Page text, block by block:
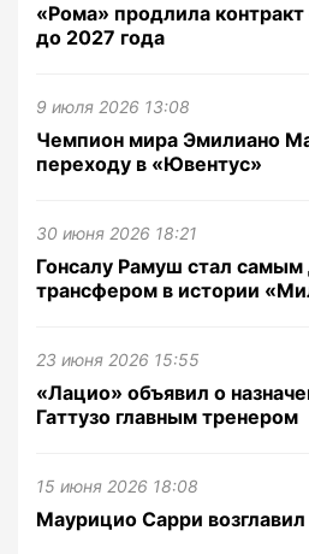
«Рома» продлила
до 2027 года
9 июля 2026 13:08
Чемпион мира Эмилиано
переходу в «Ювентус»
30 июня 2026 18:21
Гонсалу Рамуш стал
трансфером в истории
23 июня 2026 15:55
«Лацио» объявил о
Гаттузо главным тренером
15 июня 2026 18:08
Маурицио Сарри возглавил